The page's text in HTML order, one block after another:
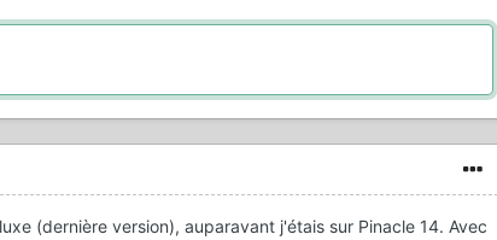
(dernière version), auparavant j'étais sur Pinacle 14. Avec